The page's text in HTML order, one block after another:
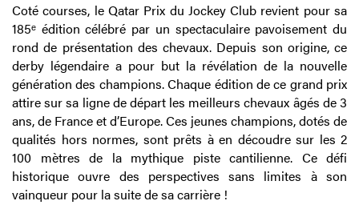
Coté courses, le Qatar Prix du Jockey Club revient pour sa
185ᵉ édition célébré par un spectaculaire pavoisement du
rond de présentation des chevaux. Depuis son origine, ce
derby légendaire a pour but la révélation de la nouvelle
génération des champions. Chaque édition de ce grand prix
attire sur sa ligne de départ les meilleurs chevaux âgés de 3
ans, de France et d’Europe. Ces jeunes champions, dotés de
qualités hors normes, sont prêts à en découdre sur les 2
100 mètres de la mythique piste cantilienne. Ce défi
historique ouvre des perspectives sans limites à son
vainqueur pour la suite de sa carrière !